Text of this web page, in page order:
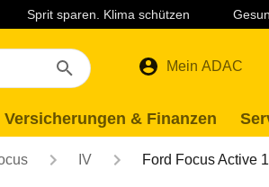
Sprit sparen. Klima schützen
Mein ADAC
Versicherungen & Finanzen
IV Ford Focus Active